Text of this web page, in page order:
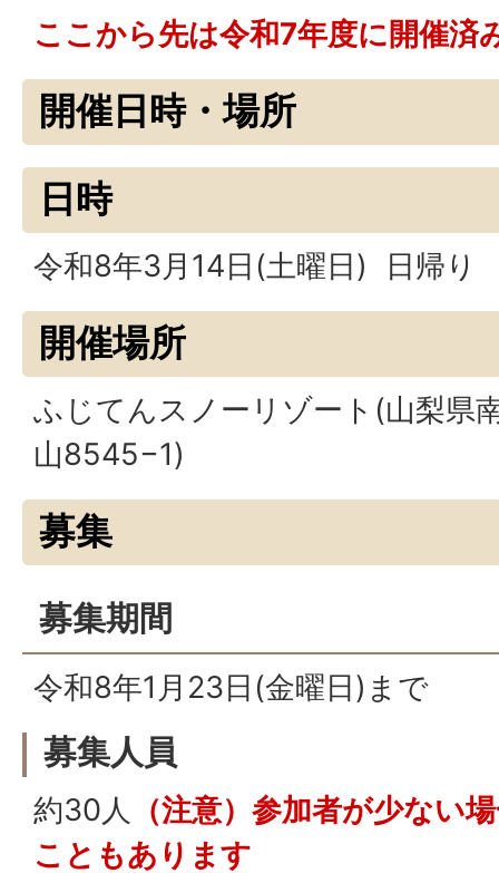
ここから先は令和7年度に開催済
開催日時・場所
日時
令和8年3月14日(土曜日) 日帰り
開催場所
ふじてんスノーリゾート(山梨県
山8545−1)
募集
募集期間
令和8年1月23日(金曜日)まで
募集人員
約30人
（注意）参加者が少ない
こともあります